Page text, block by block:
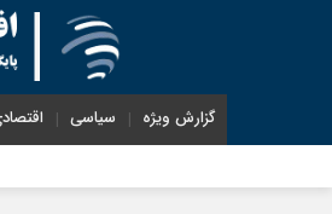
گزارش ویژه سیاسی